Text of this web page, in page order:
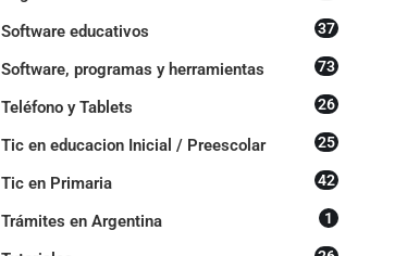
Software educativos 37
Software, programas y herramientas 73
Teléfono y Tablets 26
Tic en educacion Inicial / Preescolar 25
Tic en Primaria 42
Trámites en Argentina 1